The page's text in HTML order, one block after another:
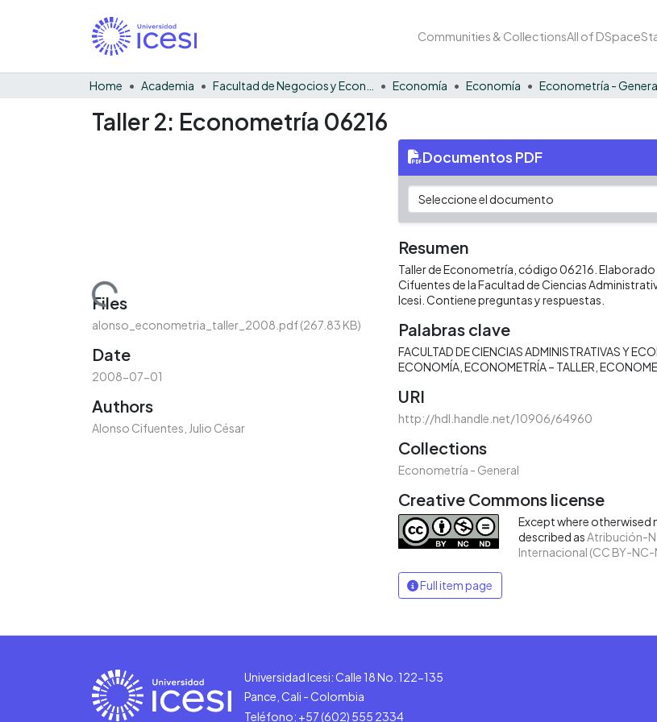
Communities & CollectionsAll of DSpace
Home Academia Economía Economía Econometría -
Taller 2: Econometría 06216
Loading...
Files
alonso_econometria_taller_2008.pdf(267.83 KB)
Date
2008-07-01
Authors
Alonso Cifuentes, Julio César
Documentos PDF
Resumen
Taller de Econometría, código 06216.
Cifuentes de la Facultad de Ciencias
Icesi. Contiene preguntas y respuestas.
Palabras clave
FACULTAD DE CIENCIAS ADMINISTRATIVAS Y
ECONOMÍA ECONOMETRÍA – TALLER
URI
http://hdl.handle.net/10906/64960
Collections
Econometría - General
Creative Commons license
Except where otherwised
described as Atribución-
Internacional (CC BY-NC-
Full item page
Universidad Icesi: Calle 18 No. 122-135
Pance, Cali - Colombia
Teléfono: +57 (602) 555 2334